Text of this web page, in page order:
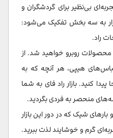
بی‌نظیر برای گردشگران و
به سه بخش تفکیک می‌شود:
راد.
محصولات روبرو خواهید شد. از
هیپی، هر آنچه که به
پیدا کنید. بازار راد فای به شما
منحصر به فردی بگردید.
بارهای شیک که در دور این بازار
گرم و خوشایند لذت ببرید.